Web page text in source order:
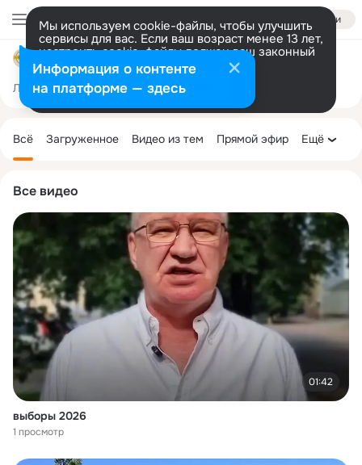
Войти
Мы используем cookie-файлы, чтобы улучшить
сервисы для вас. Если ваш возраст менее 13 лет,
настроить cookie-файлы должен ваш законный
представитель. Больше информации
Разрешить все Настроить
МБОУ "Общеобразовательная школа № 20"
Лента Участники 25 Темы 936
Все видео
01:42
выборы 2026
1 просмотр
колонка
Всё Загруженное Видео из тем Прямой эфир Ещё
Информация о контенте
на платформе — здесь